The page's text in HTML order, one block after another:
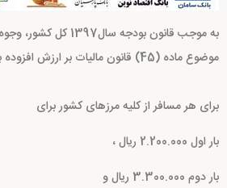
به موجب قانون بودجه سال1397 کل کشور، وجوه
موضوع ماده (45) قانون مالیات بر ارزش افزوده به شرح زیر اعلام می گردد:
برای هر مسافر از کلیه مرزهای کشور برای
بار اول 2.200.000 ریال ،
بار دوم 3.300.000 ریال و